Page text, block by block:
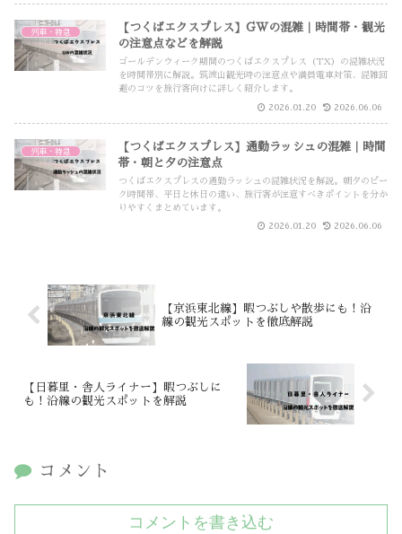
列車・特急
【つくばエクスプレス】GWの混雑｜時間帯・観光
の注意点などを解説
ゴールデンウィーク期間のつくばエクスプレス（TX）の混雑状況
を時間帯別に解説。筑波山観光時の注意点や満員電車対策、混雑回
避のコツを旅行客向けに詳しく紹介します。
2026.01.20 2026.06.06
列車・特急
【つくばエクスプレス】通勤ラッシュの混雑｜時間
帯・朝と夕の注意点
つくばエクスプレスの通勤ラッシュの混雑状況を解説。朝夕のピー
ク時間帯、平日と休日の違い、旅行客が注意すべきポイントを分か
りやすくまとめています。
2026.01.20 2026.06.06
【京浜東北線】暇つぶしや散歩にも！沿
線の観光スポットを徹底解説
【日暮里・舎人ライナー】暇つぶしに
も！沿線の観光スポットを解説
コメント
コメントを書き込む